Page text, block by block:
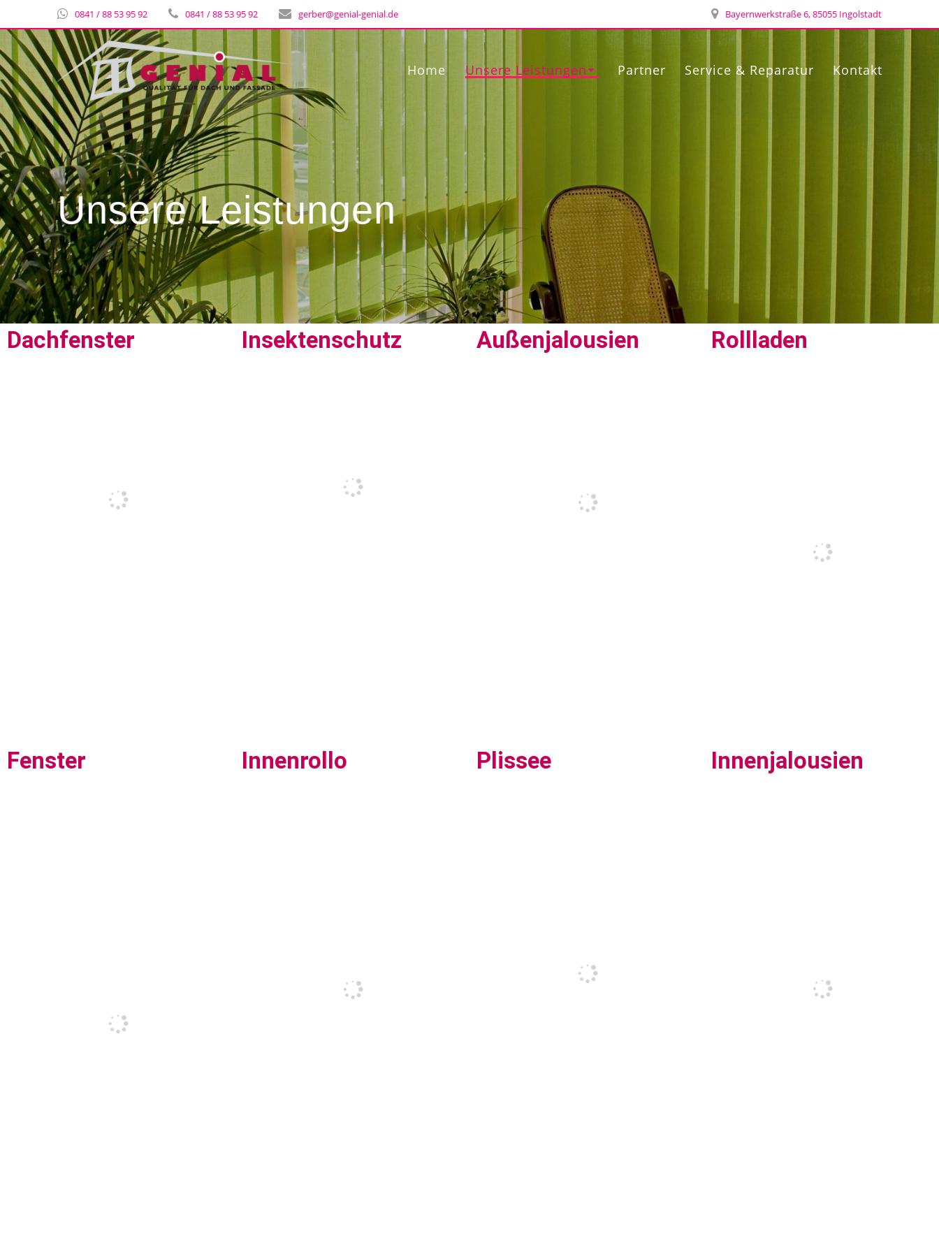
0841 / 88 53 95 92 0841 / 88 53 95 92 gerber@genial-genial.de Bayernwerkstraße 6, 85055 Ingolstadt
Home Unsere Leistungen Partner Service & Reparatur Kontakt
Unsere Leistungen
Dachfenster Insektenschutz Außenjalousien Rollladen
Fenster Innenrollo Plissee Innenjalousien